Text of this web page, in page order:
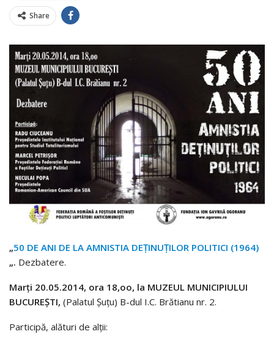
Share
„50 DE ANI DE LA AMNISTIA DEŢINUŢILOR POLITICI (1964)
„. Dezbatere.
Marţi 20.05.2014, ora 18,oo, la MUZEUL MUNICIPIULUI
BUCUREŞTI, (Palatul Şuţu) B-dul I.C. Brătianu nr. 2.
Participă, alături de alţii: